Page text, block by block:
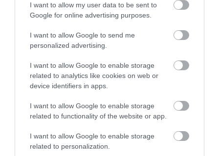
I want to allow my user data to be sent to
Google for online advertising purposes.
I want to allow Google to send me
personalized advertising.
I want to allow Google to enable storage
related to analytics like cookies on web or
device identifiers in apps.
I want to allow Google to enable storage
related to functionality of the website or app.
I want to allow Google to enable storage
related to personalization.
11 h 20 min
Fungus Dries Up And Falls Off After The First